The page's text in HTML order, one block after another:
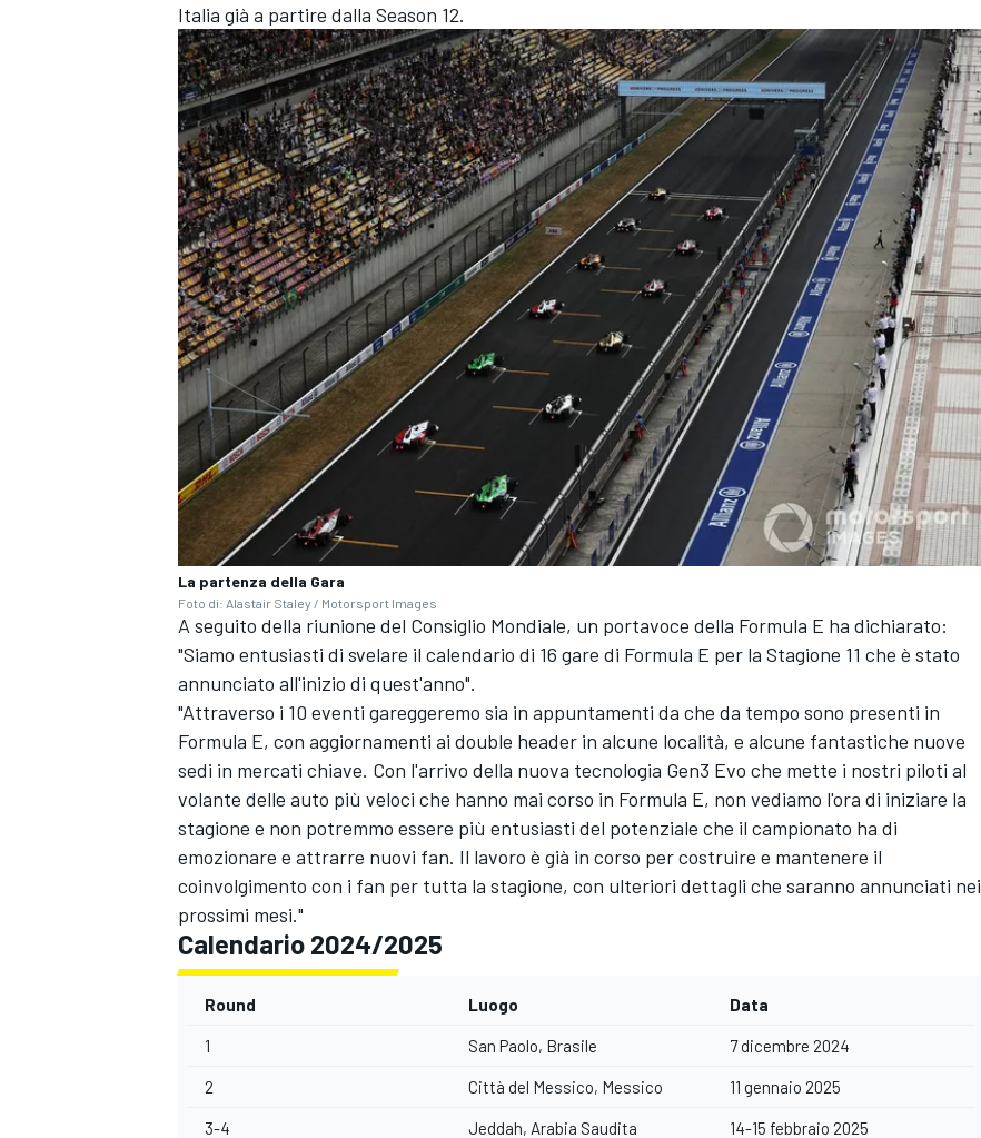
MONOMARCA
RALLY
Italia già a partire dalla Season 12.
La partenza della Gara
Foto di: Alastair Staley / Motorsport Images
A seguito della riunione del Consiglio Mondiale, un portavoce della Formula E ha dichiarato:
"Siamo entusiasti di svelare il calendario di 16 gare di Formula E per la Stagione 11 che è stato
annunciato all'inizio di quest'anno".
"Attraverso i 10 eventi gareggeremo sia in appuntamenti da che da tempo sono presenti in
Formula E, con aggiornamenti ai double header in alcune località, e alcune fantastiche nuove
sedi in mercati chiave. Con l'arrivo della nuova tecnologia Gen3 Evo che mette i nostri piloti al
volante delle auto più veloci che hanno mai corso in Formula E, non vediamo l'ora di iniziare la
stagione e non potremmo essere più entusiasti del potenziale che il campionato ha di
emozionare e attrarre nuovi fan. Il lavoro è già in corso per costruire e mantenere il
coinvolgimento con i fan per tutta la stagione, con ulteriori dettagli che saranno annunciati nei
prossimi mesi."
Calendario 2024/2025
Round Luogo Data
1 San Paolo, Brasile 7 dicembre 2024
2 Città del Messico, Messico 11 gennaio 2025
3-4 Jeddah, Arabia Saudita 14-15 febbraio 2025